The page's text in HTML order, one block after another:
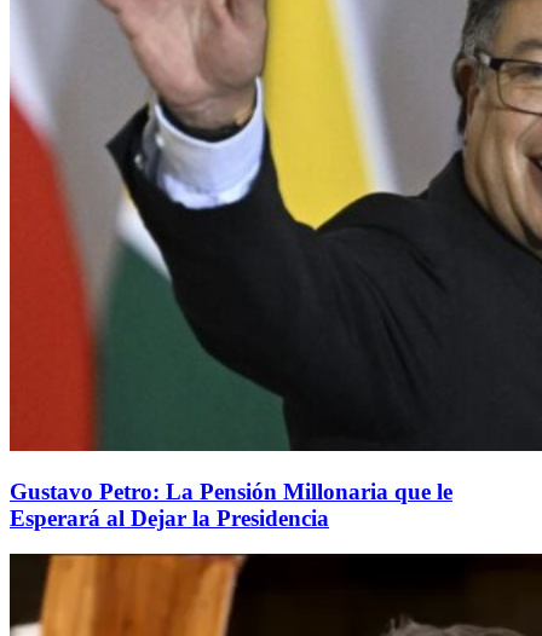
Gustavo Petro: La Pensión Millonaria que le
Esperará al Dejar la Presidencia